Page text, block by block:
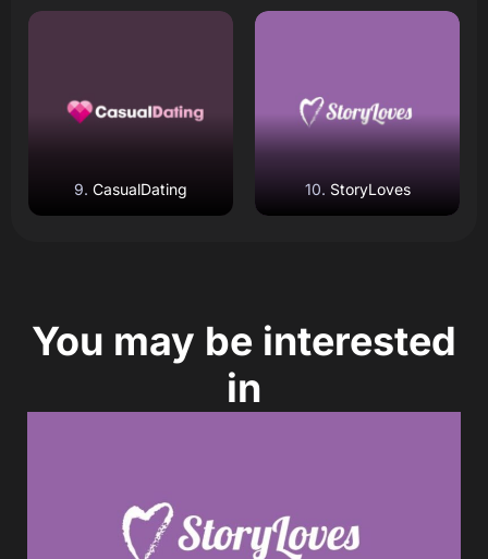
CasualDating StoryLoves
You may be interested
in